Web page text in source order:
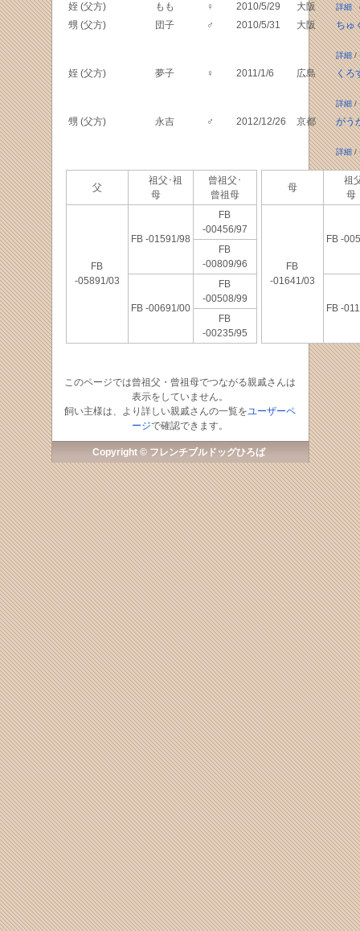
姪 (父方) もも ♀ 2010/5/29 大阪 詳細
甥 (父方) 団子 ♂ 2010/5/31 大阪 ちゅ
詳細/
姪 (父方) 夢子 ♀ 2011/1/6 広島 くろ
詳細/
甥 (父方) 永吉 ♂ 2012/12/26 京都 がう
詳細/
父
祖父･祖
母
曾祖父･
曾祖母
FB
-05891/03
FB -01591/98
FB
-00456/97
FB
-00809/96
FB -00691/00
FB
-00508/99
FB
-00235/95
母
祖
FB
-01641/03
FB -
FB -
このページでは曾祖父・曾祖母でつながる親戚さんは
表示をしていません。
飼い主様は、より詳しい親戚さんの一覧をユーザーペ
ージで確認できます。
Copyright © フレンチブルドッグひろば